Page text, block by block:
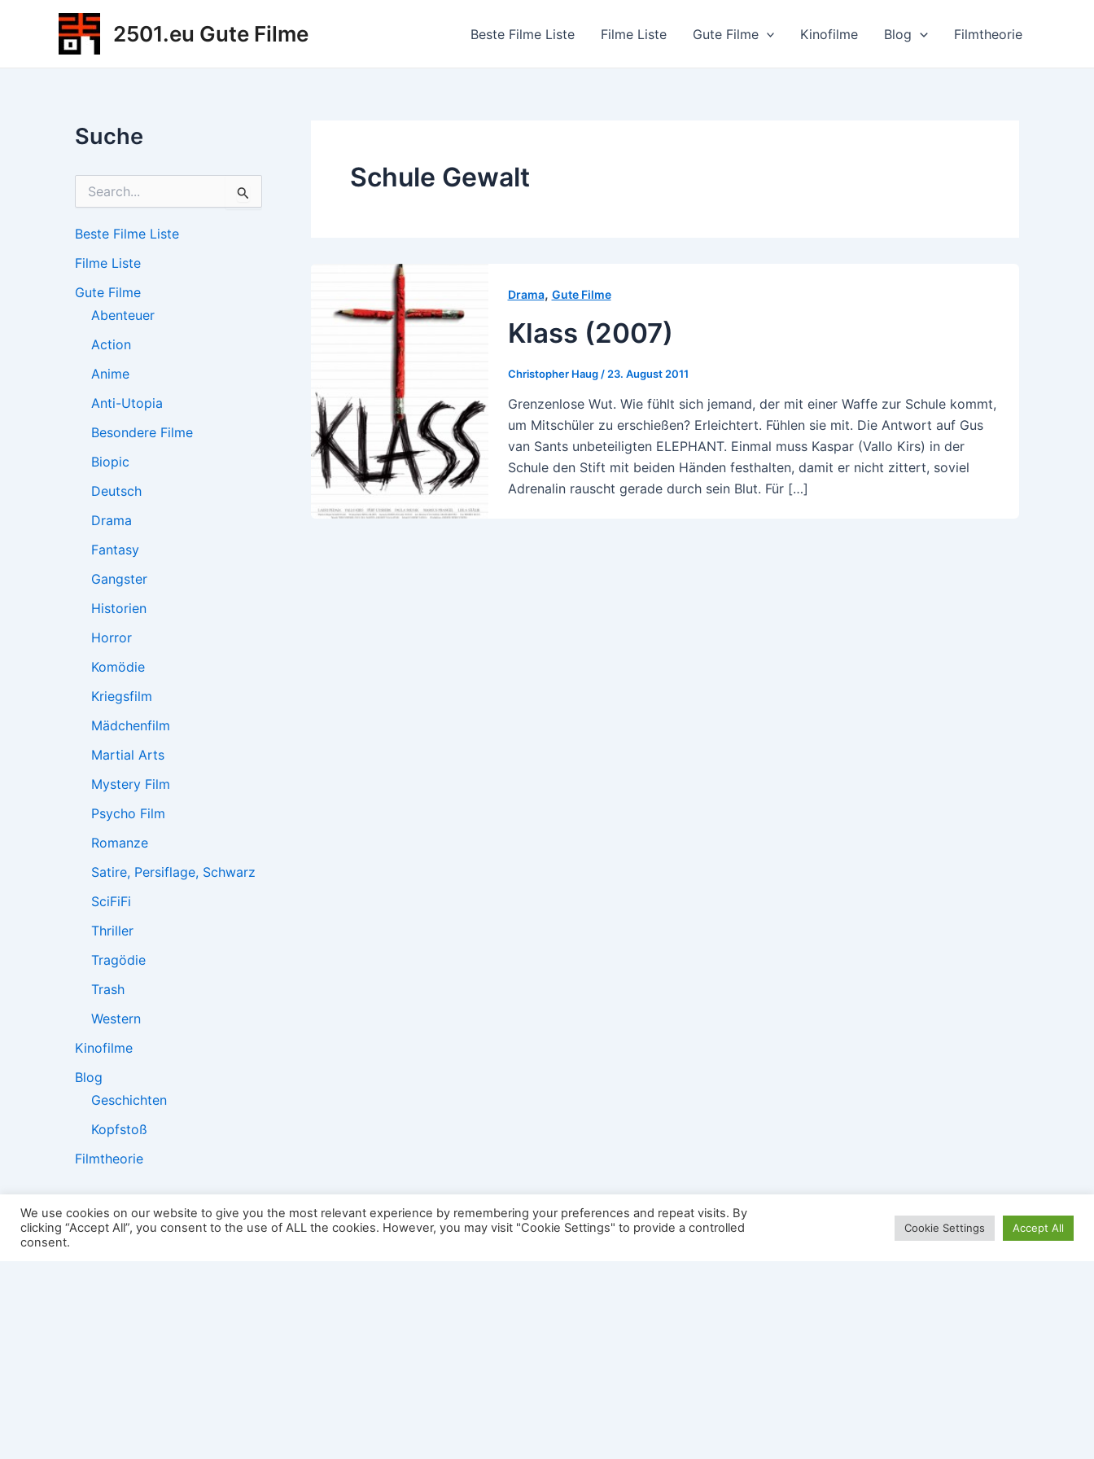
2501.eu Gute Filme Beste Filme Liste Filme Liste Gute Filme Kinofilme Blog Filmtheorie
Suche
h
n
a
Beste Filme Liste
Filme Liste
Gute Filme
Abenteuer
Action
Anime
Anti-Utopia
Besondere Filme
Biopic
Deutsch
Drama
Fantasy
Gangster
Historien
Horror
Komödie
Kriegsfilm
Mädchenfilm
Martial Arts
Mystery Film
Psycho Film
Romanze
Satire, Persiflage, Schwarz
SciFiFi
Thriller
Tragödie
Trash
Western
Kinofilme
Blog
Geschichten
Kopfstoß
Filmtheorie
Schule Gewalt
Drama, Gute Filme
Klass (2007)
Christopher Haug / 23. August 2011
Grenzenlose Wut. Wie fühlt sich jemand, der mit einer Waffe zur Schule kommt,
um Mitschüler zu erschießen? Erleichtert. Fühlen sie mit. Die Antwort auf Gus
van Sants unbeteiligten ELEPHANT. Einmal muss Kaspar (Vallo Kirs) in der
Schule den Stift mit beiden Händen festhalten, damit er nicht zittert, soviel
Adrenalin rauscht gerade durch sein Blut. Für […]
2501:
We use cookies on our website to give you the most relevant experience by remembering your preferences and repeat visits. By
clicking “Accept All”, you consent to the use of ALL the cookies. However, you may visit "Cookie Settings" to provide a controlled
consent.
Cookie Settings Accept All